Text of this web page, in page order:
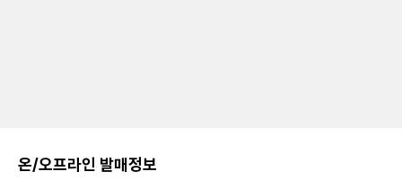
온/오프라인 발매정보